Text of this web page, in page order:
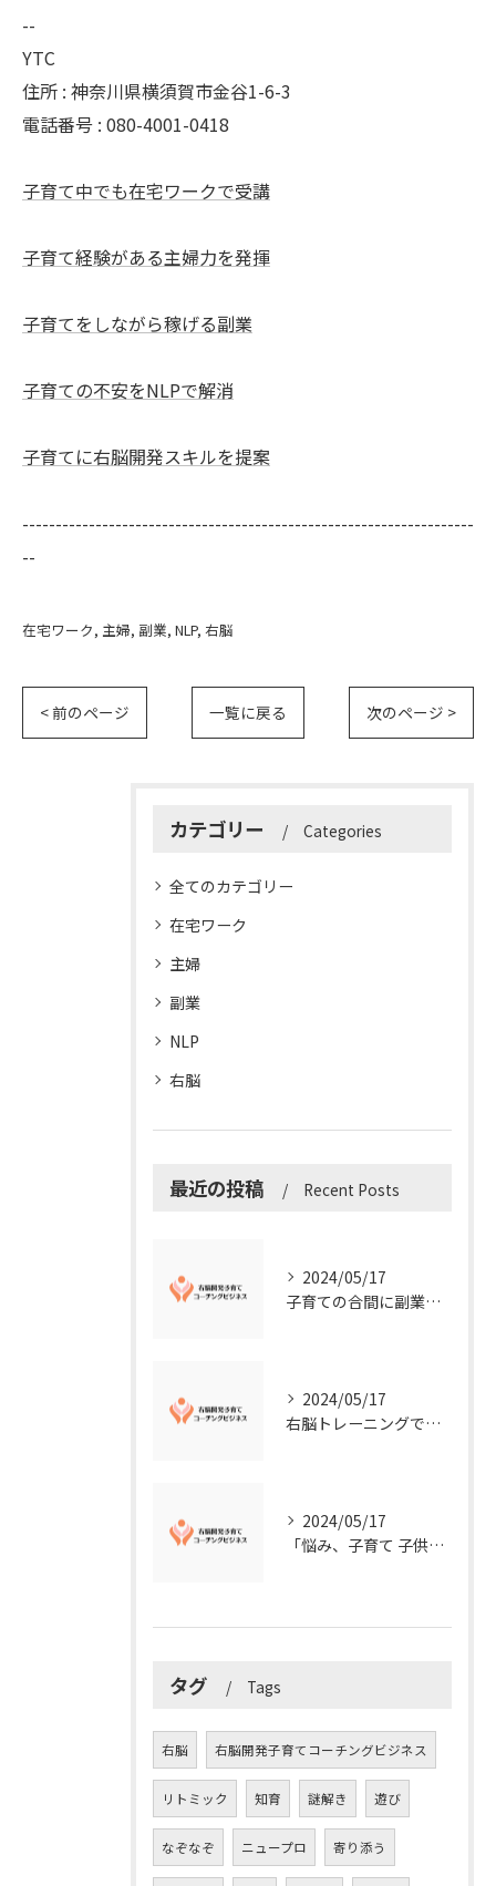
--
YTC
住所 : 神奈川県横須賀市金谷1-6-3
電話番号 : 080-4001-0418
子育て中でも在宅ワークで受講
子育て経験がある主婦力を発揮
子育てをしながら稼げる副業
子育ての不安をNLPで解消
子育てに右脳開発スキルを提案
--------------------------------------------------------------------
--
在宅ワーク 主婦 副業 NLP 右脳
< 前のページ 一覧に戻る 次のページ >
カテゴリー Categories
全てのカテゴリー
在宅ワーク
主婦
副業
NLP
右脳
最近の投稿 Recent Posts
2024/05/17
子育ての合間に副業コーチングで収入アップ！右脳開発子育てコーチングビジネスの可能性とは？
2024/05/17
右脳トレーニングで視覚的センスを磨こう！
2024/05/17
「悩み、子育て 子供の発達」を解決する右脳開発子育てコーチングビジネス業界の魅力とは？
タグ Tags
右脳 右脳開発子育てコーチングビジネス
リトミック 知育 謎解き 遊び
なぞなぞ ニュープロ 寄り添う